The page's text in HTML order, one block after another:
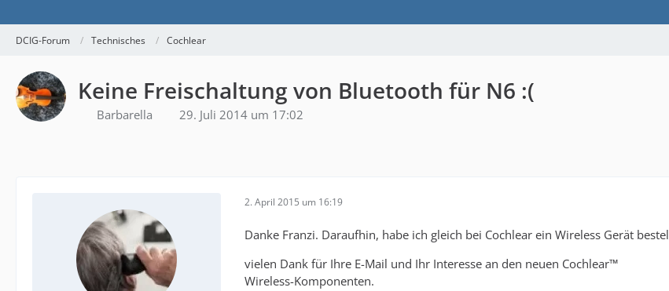
DCIG-Forum Technisches Cochlear
Keine Freischaltung von Bluetooth für N6 :(
Barbarella 29. Juli 2014 um 17:02
2. April 2015 um 16:19
Danke Franzi. Daraufhin, habe ich gleich bei Cochlear ein Wireless Gerät
vielen Dank für Ihre E-Mail und Ihr Interesse an den neuen Cochlear™
Wireless-Komponenten.